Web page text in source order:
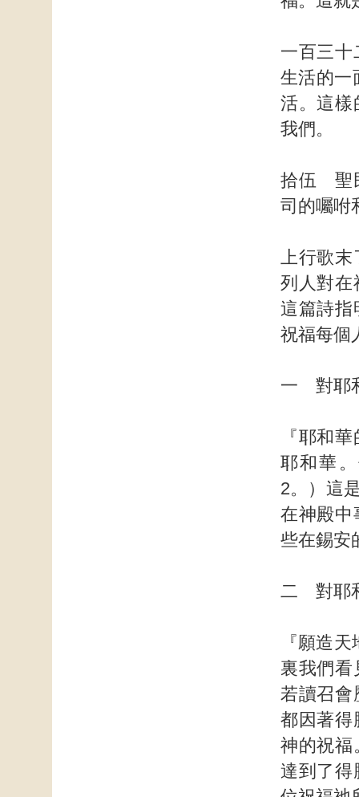
一百三十
生活的一
活。這樣
我們。
拾伍 聖
司的囑咐
上行歌末
列人對在
這篇詩指
祝福每個
一 對耶
『耶和
耶和華
2。）這
在神殿中
些在錫安
二 對耶
『願造
裏我們看
若讀召會
都因著得
神的祝福
達到了得